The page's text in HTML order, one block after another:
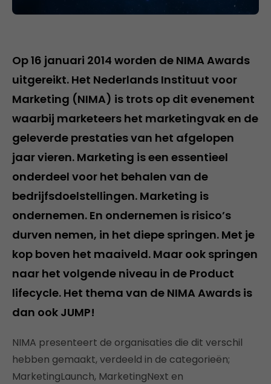
Op 16 januari 2014 worden de NIMA Awards
uitgereikt. Het Nederlands Instituut voor
Marketing (NIMA) is trots op dit evenement
waarbij marketeers het marketingvak en de
geleverde prestaties van het afgelopen
jaar vieren. Marketing is een essentieel
onderdeel voor het behalen van de
bedrijfsdoelstellingen. Marketing is
ondernemen. En ondernemen is risico’s
durven nemen, in het diepe springen. Met je
kop boven het maaiveld. Maar ook springen
naar het volgende niveau in de Product
lifecycle. Het thema van de NIMA Awards is
dan ook JUMP!
NIMA presenteert de organisaties die dit verschil
hebben gemaakt, verdeeld in de categorieën;
MarketingLaunch, MarketingNext en